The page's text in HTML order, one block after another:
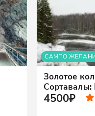
САМПО
Золотое
Сортавалы:
4500₽